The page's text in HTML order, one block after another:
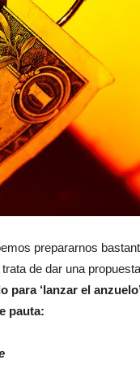
prepararnos
de dar una
para ‘lanzar el
pauta: